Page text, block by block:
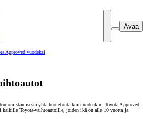
Avaa
Approved vuodeksi
omistamisesta yhtä huoletonta kuin uudenkin. Toyota Approved
kaikille Toyota-vaihtoautoille, joiden ikä on alle 10 vuotta ja